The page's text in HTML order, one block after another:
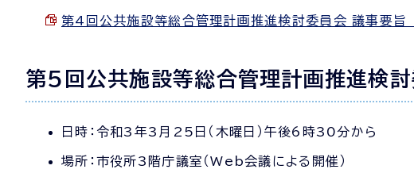
第4回公共施設等総合管理計画推進検討委員会 議事要
第5回公共施設等総合管理計画推進検
日時：令和3年3月25日（木曜日）午後6時30分から
場所：市役所3階庁議室（Web会議による開催）